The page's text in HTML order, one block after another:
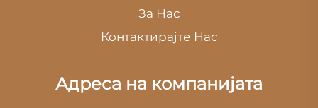
За Нас
Контактирајте Нас
Адреса на компанијата